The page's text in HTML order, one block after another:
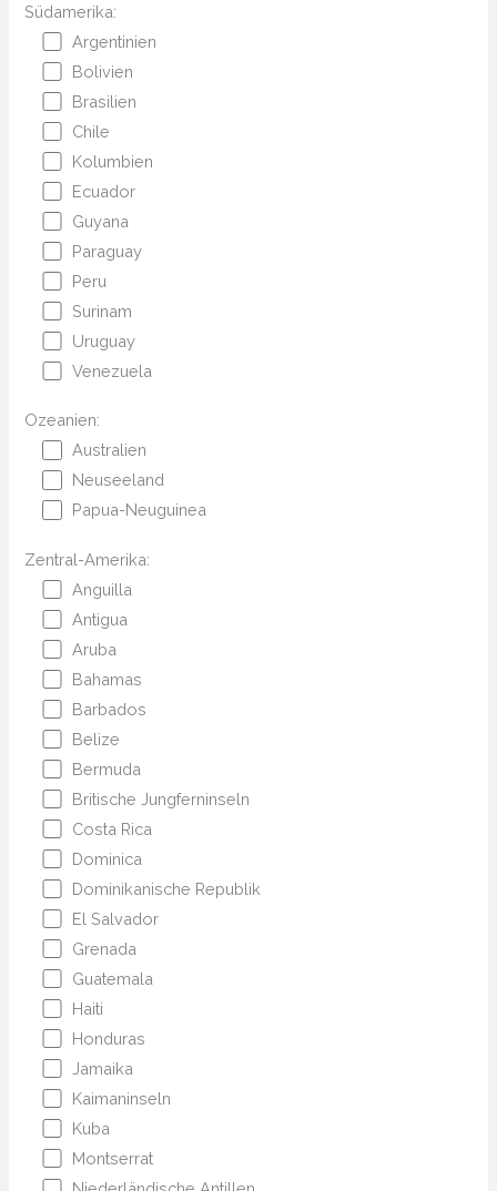
Südamerika:
Argentinien
Bolivien
Brasilien
Chile
Kolumbien
Ecuador
Guyana
Paraguay
Peru
Surinam
Uruguay
Venezuela
Ozeanien:
Australien
Neuseeland
Papua-Neuguinea
Zentral-Amerika:
Anguilla
Antigua
Aruba
Bahamas
Barbados
Belize
Bermuda
Britische Jungferninseln
Costa Rica
Dominica
Dominikanische Republik
El Salvador
Grenada
Guatemala
Haiti
Honduras
Jamaika
Kaimaninseln
Kuba
Montserrat